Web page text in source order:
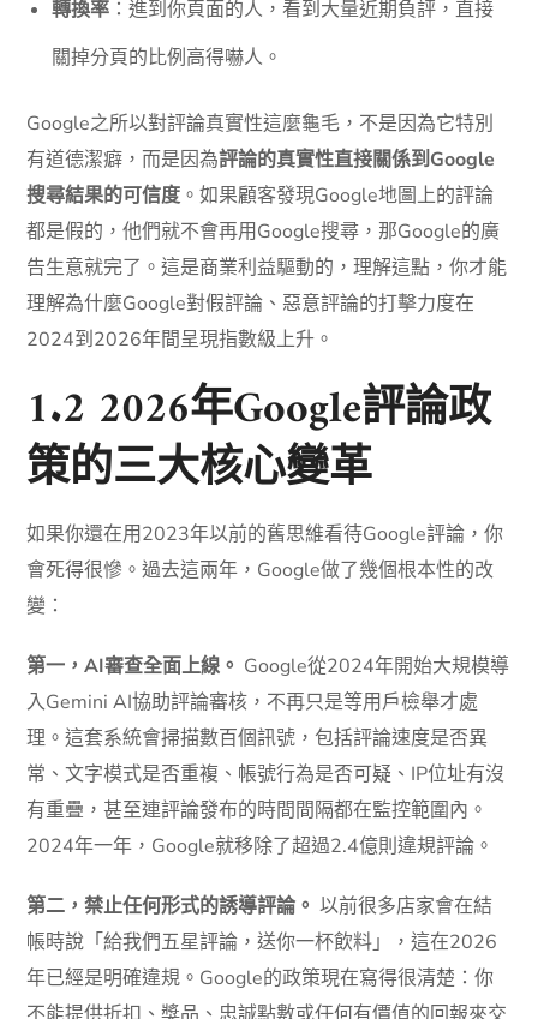
轉換率 ：進到你頁面的人，看到大量近期負評，直接
關掉分頁的比例高得嚇人。
Google之所以對評論真實性這麼龜毛，不是因為它特別
有道德潔癖，而是因為評論的真實性直接關係到Google
搜尋結果的可信度 。如果顧客發現Google地圖上的評論
都是假的，他們就不會再用Google搜尋，那Google的廣
告生意就完了。這是商業利益驅動的，理解這點，你才能
理解為什麼Google對假評論、惡意評論的打擊力度在
2024到2026年間呈現指數級上升。
1.2 2026年Google評論政
策的三大核心變革
如果你還在用2023年以前的舊思維看待Google評論，你
會死得很慘。過去這兩年，Google做了幾個根本性的改
變：
第一，AI審查全面上線。 Google從2024年開始大規模導
入Gemini AI協助評論審核，不再只是等用戶檢舉才處
理。這套系統會掃描數百個訊號，包括評論速度是否異
常、文字模式是否重複、帳號行為是否可疑、IP位址有沒
有重疊，甚至連評論發布的時間間隔都在監控範圍內。
2024年一年，Google就移除了超過2.4億則違規評論。
第二，禁止任何形式的誘導評論。 以前很多店家會在結
帳時說「給我們五星評論，送你一杯飲料」，這在2026
年已經是明確違規。Google的政策現在寫得很清楚：你